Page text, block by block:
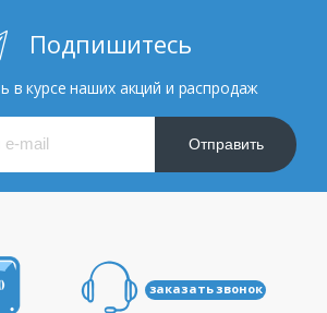
Подпишитесь
в курсе наших акций и распродаж
Отправить
заказать звонок